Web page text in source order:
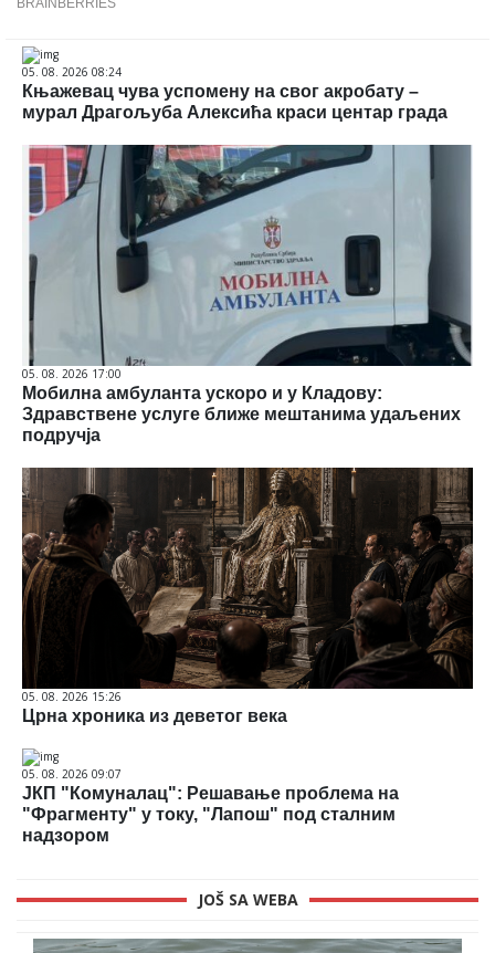
05. 08. 2026 08:24
Књажевац чува успомену на свог акробату –
мурал Драгoљуба Алексића краси центар града
05. 08. 2026 17:00
Мобилна амбуланта ускоро и у Кладову:
Здравствене услуге ближе мештанима удаљених
подручја
05. 08. 2026 15:26
Црна хроника из деветог века
05. 08. 2026 09:07
ЈКП "Комуналац": Решавање проблема на
"Фрагменту" у току, "Лапош" под сталним
надзором
JOŠ SA WEBA